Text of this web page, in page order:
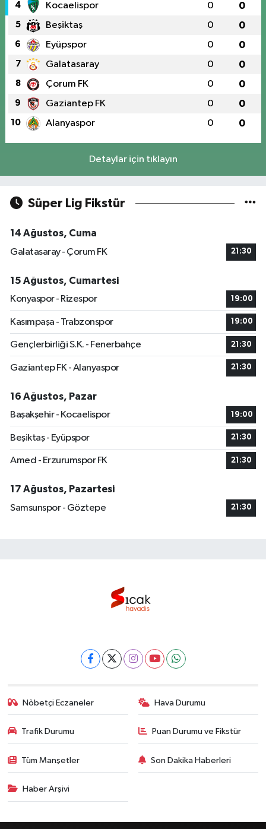
4 Kocaelispor 0 0
5 Beşiktaş 0 0
6 Eyüpspor 0 0
7 Galatasaray 0 0
8 Çorum FK 0 0
9 Gaziantep FK 0 0
10 Alanyaspor 0 0
Detaylar için tıklayın
Süper Lig Fikstür
14 Ağustos, Cuma
Galatasaray - Çorum FK
21:30
15 Ağustos, Cumartesi
Konyaspor - Rizespor
19:00
Kasımpaşa - Trabzonspor 19:00
Gençlerbirliği S.K. - Fenerbahçe 21:30
Gaziantep FK - Alanyaspor 21:30
16 Ağustos, Pazar
Başakşehir - Kocaelispor
19:00
Beşiktaş - Eyüpspor 21:30
Amed - Erzurumspor FK 21:30
17 Ağustos, Pazartesi
Samsunspor - Göztepe
21:30
Nöbetçi Eczaneler Hava Durumu
Trafik Durumu Puan Durumu ve Fikstür
Tüm Manşetler Son Dakika Haberleri
Haber Arşivi